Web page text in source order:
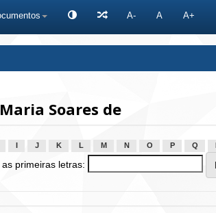
A- A A+
Soares de
J K L M N O P Q
primeiras letras: